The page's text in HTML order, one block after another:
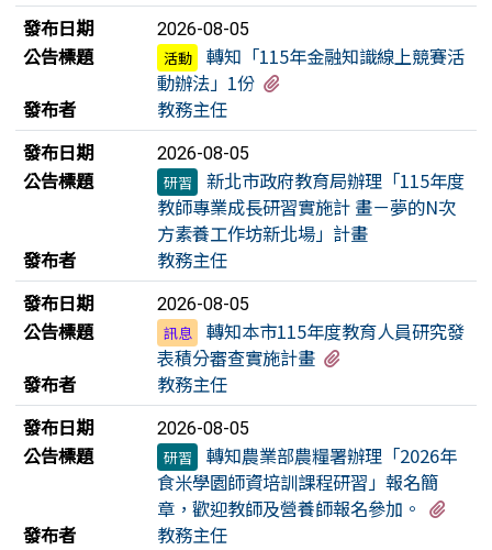
發布日期
2026-08-05
公告標題 活動
轉知「115年金融知識線上競賽活
動辦法」1份
發布者
教務主任
發布日期
2026-08-05
公告標題 研習
新北市政府教育局辦理「115年度
教師專業成長研習實施計 畫－夢的N次
方素養工作坊新北場」計畫
發布者
教務主任
發布日期
2026-08-05
公告標題 訊息
轉知本市115年度教育人員研究發
表積分審查實施計畫
發布者
教務主任
發布日期
2026-08-05
公告標題 研習
轉知農業部農糧署辦理「2026年
食米學園師資培訓課程研習」報名簡
章，歡迎教師及營養師報名參加。
發布者
教務主任